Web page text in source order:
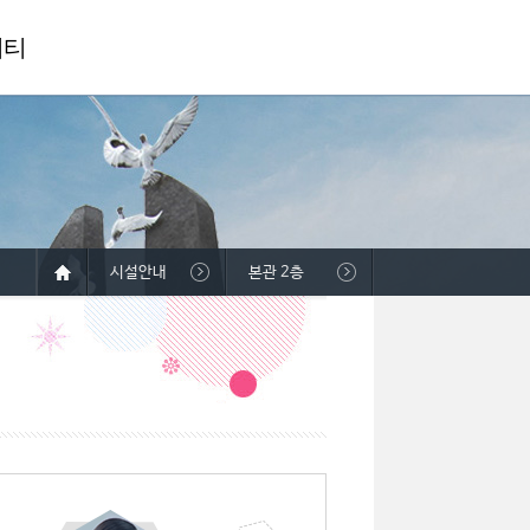
시설안내 본관 2층